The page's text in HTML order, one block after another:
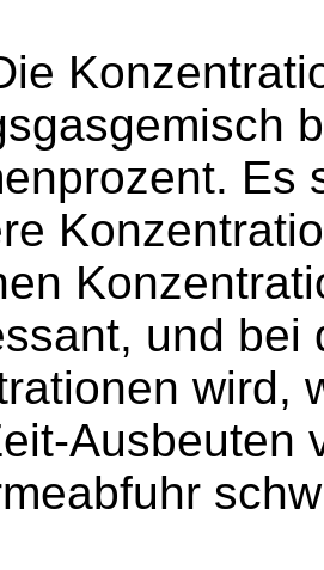
Es
und bei
wird,
Ausbeuten